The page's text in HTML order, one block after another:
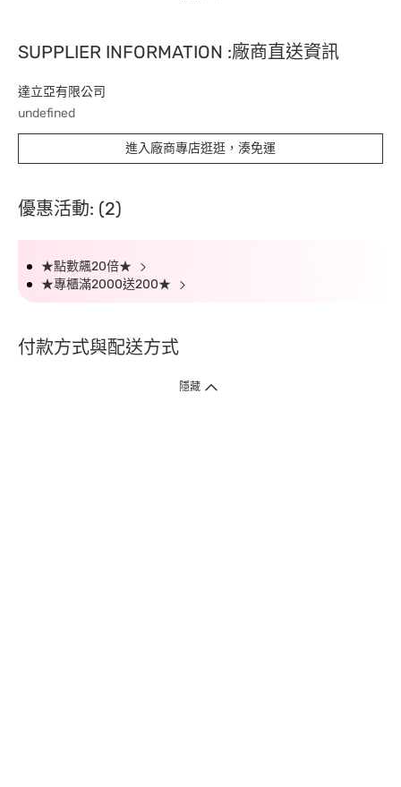
SUPPLIER INFORMATION :廠商直送資訊
達立亞有限公司
undefined
進入廠商專店逛逛，湊免運
優惠活動: (2)
★點數飆20倍★
★專櫃滿2000送200★
付款方式與配送方式
隱藏